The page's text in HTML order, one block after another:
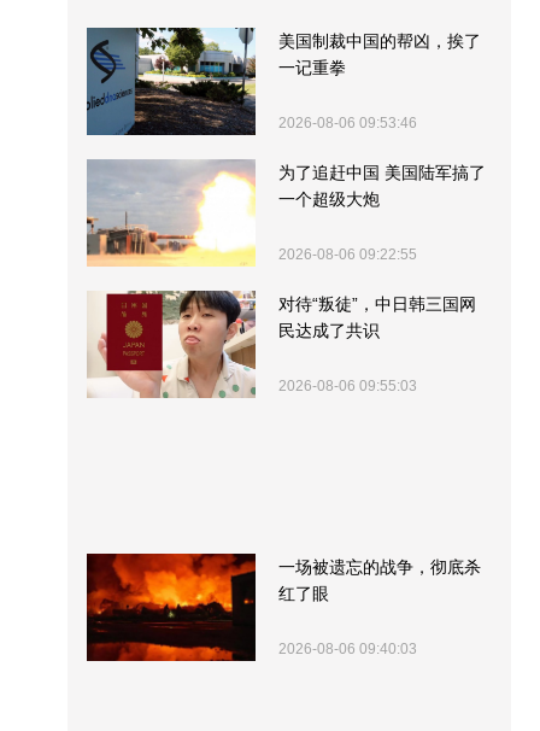
美国制裁中国的帮凶，挨了
一记重拳
2026-08-06 09:53:46
为了追赶中国 美国陆军搞了
一个超级大炮
2026-08-06 09:22:55
对待“叛徒”，中日韩三国网
民达成了共识
2026-08-06 09:55:03
一场被遗忘的战争，彻底杀
红了眼
2026-08-06 09:40:03